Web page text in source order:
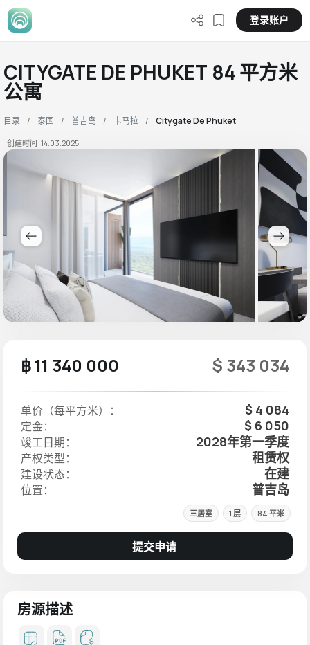
登录账户
CITYGATE DE PHUKET 84 平方米
公寓
目录 泰国 普吉岛 卡马拉 Citygate De Phuket
创建时间: 14.03.2025
฿ 11 340 000 $ 343 034
单价（每平方米）： $ 4 084
定金： $ 6 050
竣工日期： 2028年第一季度
产权类型： 租赁权
建设状态： 在建
位置： 普吉岛
三居室 1 层 84 平米
提交申请
房源描述